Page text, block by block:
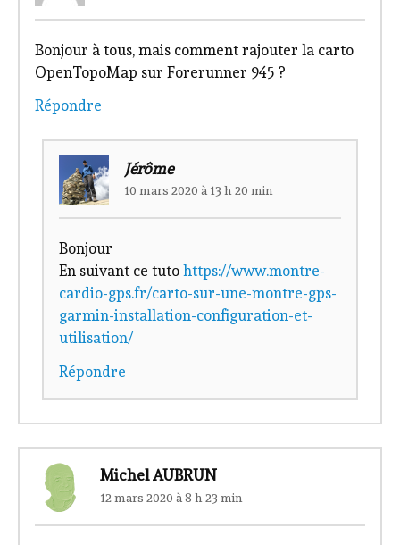
Bonjour à tous, mais comment rajouter la carto
OpenTopoMap sur Forerunner 945 ?
Répondre
Jérôme
10 mars 2020 à 13 h 20 min
Bonjour
En suivant ce tutohttps://www.montre-
cardio-gps.fr/carto-sur-une-montre-gps-
garmin-installation-configuration-et-
utilisation/
Répondre
Michel AUBRUN
12 mars 2020 à 8 h 23 min